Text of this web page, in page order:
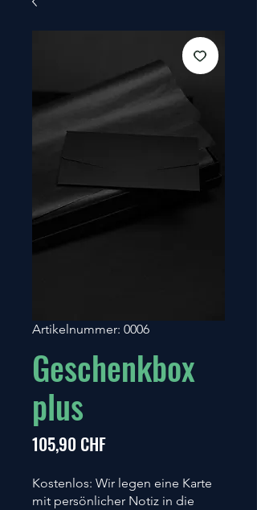
Artikelnummer: 0006
Geschenkbox
plus
105,90 CHFPreis
Kostenlos: Wir legen eine Karte
mit persönlicher Notiz in die